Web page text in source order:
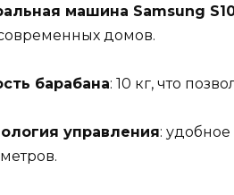
машина Samsung
домов.
барабана: 10 кг, что
управления: